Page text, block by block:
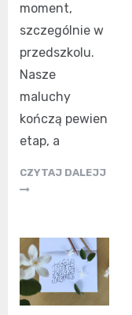
moment,
szczególnie w
przedszkolu.
Nasze
maluchy
kończą pewien
etap, a
CZYTAJ DALEJJ